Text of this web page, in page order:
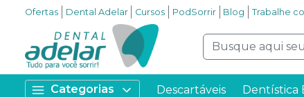
Ofertas Dental Adelar Cursos PodSorrir Blog Trabalhe
Categorias Descartáveis Dentística